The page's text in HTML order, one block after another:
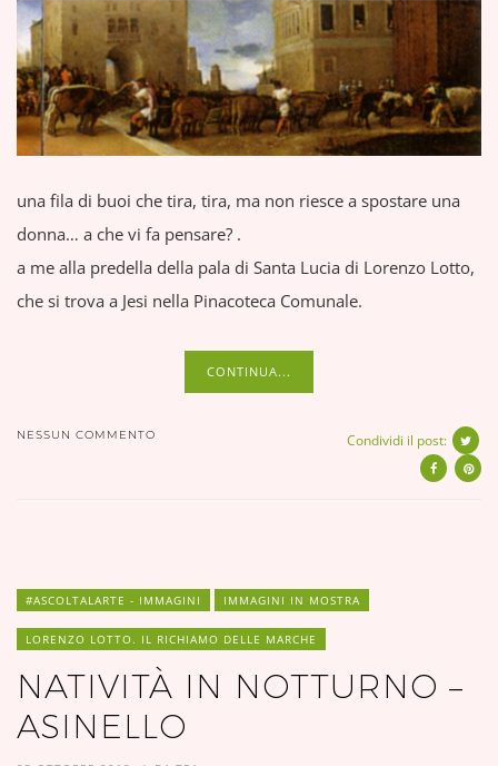
una fila di buoi che tira, tira, ma non riesce a spostare una
donna… a che vi fa pensare? .
a me alla predella della pala di Santa Lucia di Lorenzo Lotto,
che si trova a Jesi nella Pinacoteca Comunale.
CONTINUA...
NESSUN COMMENTO Condividi il post:
#ASCOLTALARTE - IMMAGINI IMMAGINI IN MOSTRA
LORENZO LOTTO. IL RICHIAMO DELLE MARCHE
NATIVITÀ IN NOTTURNO –
ASINELLO